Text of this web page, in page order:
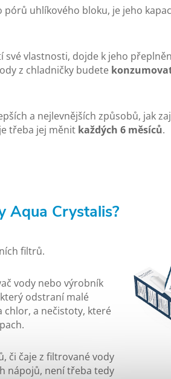
pórů uhlíkového bloku, je jeho
vlastnosti, dojde k jeho
z chladničky budete
a nejlevnějších způsobů, jak
třeba jej měnit každých 6 měsíců.
Aqua Crystalis?
filtrů.
vody nebo výrobník
odstraní malé
chlor, a nečistoty, které
či čaje z filtrované vody
nápojů, není třeba tedy